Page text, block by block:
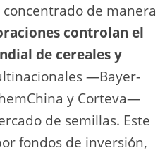
concentrado de manera
controlan el
de cereales y
—Bayer-
y Corteva—
de semillas. Este
fondos de inversión,